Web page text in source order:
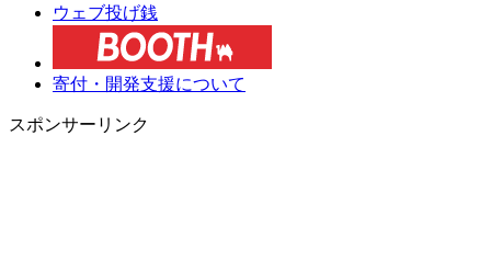
ウェブ投げ銭
寄付・開発支援について
スポンサーリンク